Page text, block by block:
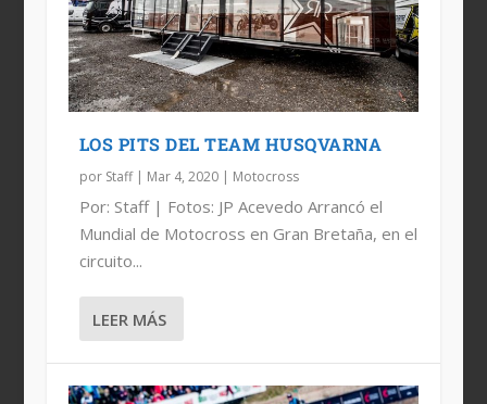
LOS PITS DEL TEAM HUSQVARNA
por Staff| Mar 4, 2020| Motocross
Por: Staff | Fotos: JP Acevedo Arrancó el
Mundial de Motocross en Gran Bretaña, en el
circuito...
LEER MÁS